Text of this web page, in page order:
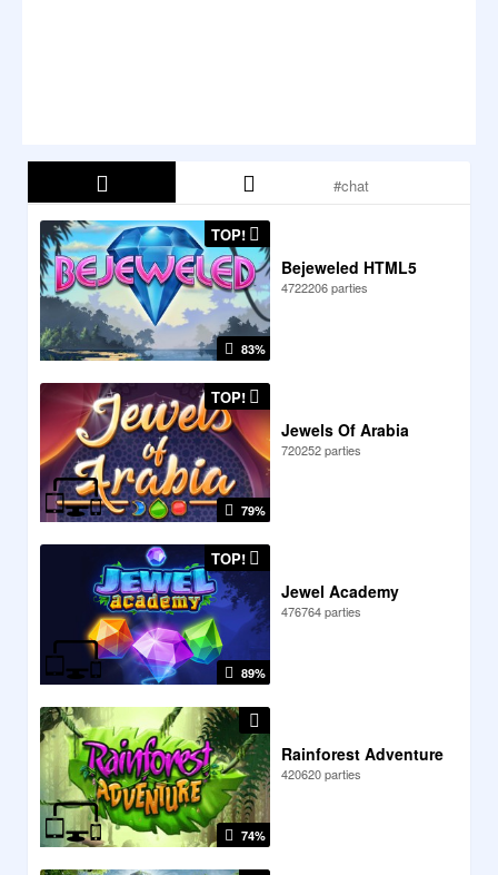
TOP!
83%
Bejeweled HTML5
4722206 parties
TOP!
79%
Jewels Of Arabia
720252 parties
TOP!
89%
Jewel Academy
476764 parties
74%
Rainforest Adventure
420620 parties